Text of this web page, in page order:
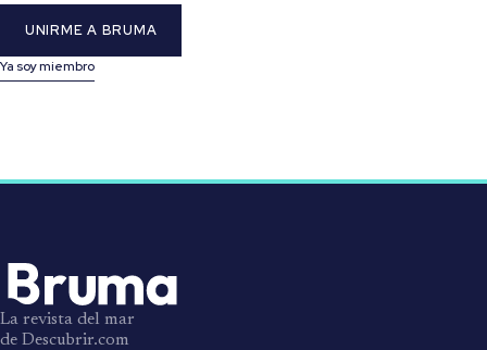
UNIRME A BRUMA
Ya soy miembro
La revista del mar
de Descubrir.com